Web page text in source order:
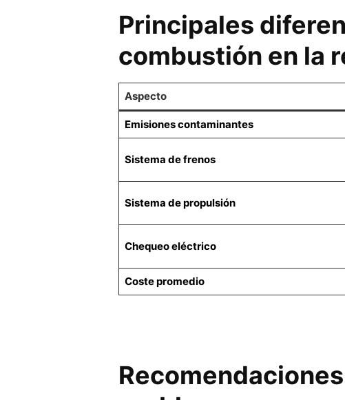
Principales
combustión en la
Aspecto
Emisiones contaminantes
Sistema de frenos
Sistema de propulsión
Chequeo eléctrico
Coste promedio